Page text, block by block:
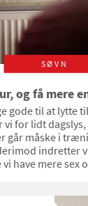
SØVN
og få mere
gode til at lytte
vi for lidt
går måske i
indretter
have mere sex